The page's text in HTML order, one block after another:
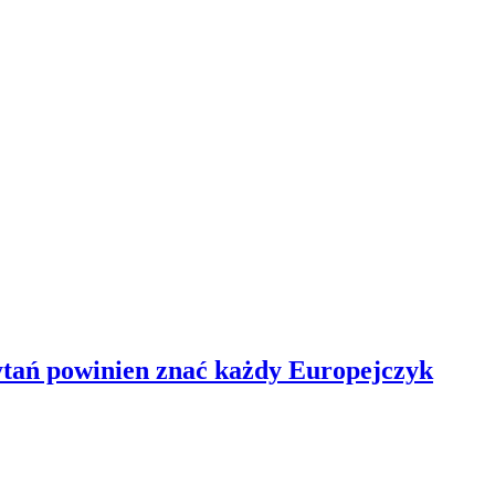
powinien znać każdy Europejczyk